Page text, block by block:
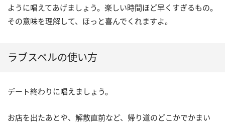
ように唱えてあげましょう。楽しい時間ほど早くすぎるもの。
その意味を理解して、ほっと喜んでくれますよ。
ラブスペルの使い方
デート終わりに唱えましょう。
お店を出たあとや、解散直前など、帰り道のどこかでかまい